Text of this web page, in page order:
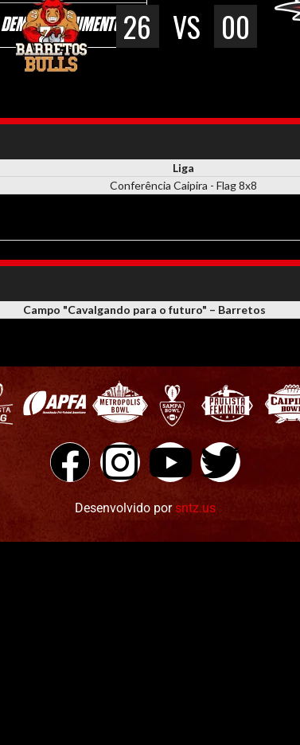
DEMAIS DOCUMENTOS26 VS 00
Liga
Conferência Caipira - Flag 8x8
Campo "Cavalgando para o futuro" – Barretos
Desenvolvido por sntz.us